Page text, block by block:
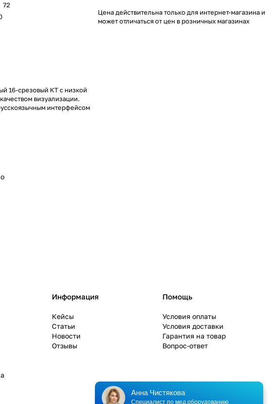
72
16-срезовый КТ с низкой
визуализации.
интерфейсом
Цена действительна только для интернет-магазина и
может отличаться от цен в розничных магазинах
Информация
Кейсы
Статьи
Новости
Отзывы
Помощь
Условия оплаты
Условия доставки
Гарантия на товар
Вопрос-ответ
Анна Чистякова
Специалист по мед.оборудованию